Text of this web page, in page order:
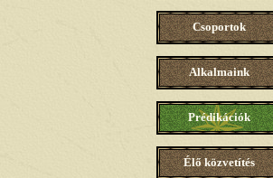
Csoportok
Alkalmaink
Prédikációk
Élő közvetítés